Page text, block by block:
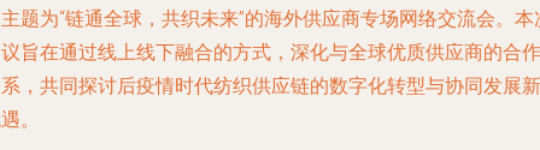
题为“链通全球，共织未来”的海外供应商专场网络交流会。本
旨在通过线上线下融合的方式，深化与全球优质供应商的合作
，共同探讨后疫情时代纺织供应链的数字化转型与协同发展新
。